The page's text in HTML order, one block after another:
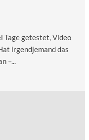
Tage getes­tet, Video
irgend­je­mand das
–...